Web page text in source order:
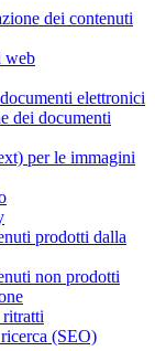
dei contenuti
web
elettronici
dei documenti
per le immagini
prodotti dalla
non prodotti
ritratti
(SEO)